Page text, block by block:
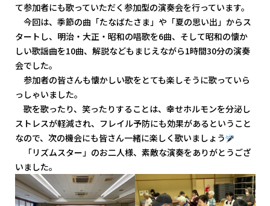
て参加者にも歌っていただく参加型の演奏会を行っています。
今回は、季節の曲「たなばたさま」や「夏の思い出」からス
タートし、明治・大正・昭和の唱歌を6曲、そして昭和の懐か
しい歌謡曲を10曲、解説などもまじえながら1時間30分の演奏
会でした。
参加者の皆さんも懐かしい歌をとても楽しそうに歌っていら
っしゃいました。
歌を歌ったり、笑ったりすることは、幸せホルモンを分泌し
ストレスが軽減され、フレイル予防にも効果があるということ
なので、次の機会にも皆さん一緒に楽しく歌いましょう
「リズムスター」のお二人様、素敵な演奏をありがとうござ
いました。